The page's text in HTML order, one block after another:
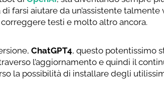
farsi aiutare da un’assistente
testi e molto altro ancora.
ChatGPT4, questo potentissimo
l’aggiornamento e quindi il
la possibilità di installare degli